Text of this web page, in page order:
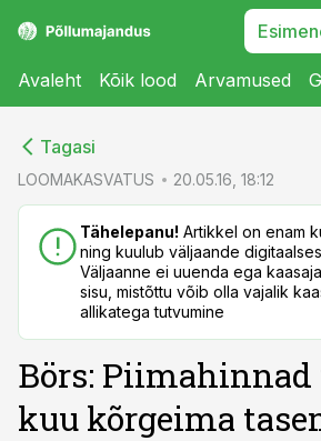
Avaleht Kõik lood Arvamused
Tagasi
LOOMAKASVATUS 20.05.16, 18:12
Tähelepanu! Artikkel on enam
ning kuulub väljaande
Väljaanne ei uuenda ega
sisu, mistõttu võib olla vajalik
allikatega tutvumine
Börs: Piimahinnad
kuu kõrgeima